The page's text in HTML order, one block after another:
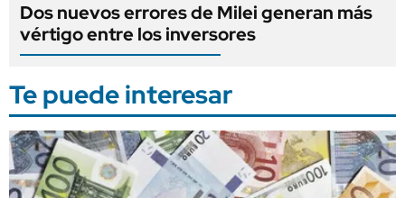
Dos nuevos errores de Milei generan más
vértigo entre los inversores
Te puede interesar